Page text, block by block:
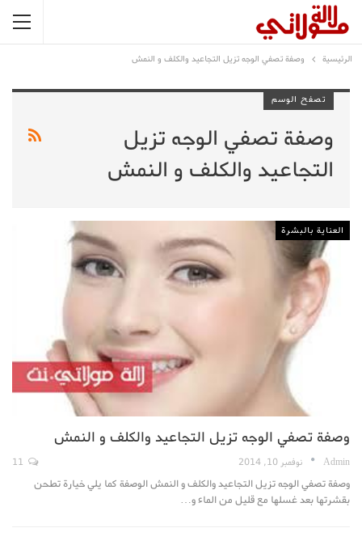
الرئيسية وصفة تصفي الوجه تزيل التجاعيد والكلف و النمش
تصفح الوسم
وصفة تصفي الوجه تزيل
التجاعيد والكلف و النمش
العناية بالبشرة
وصفة تصفي الوجه تزيل التجاعيد والكلف و النمش
Admin نوفمبر 10, 2014
وصفة تصفي الوجه تزيل التجاعيد والكلف و النمش الوصفة كما يلي خيارة تطحن
بقشرتها بعد غسلها مع قليل من الماء و…